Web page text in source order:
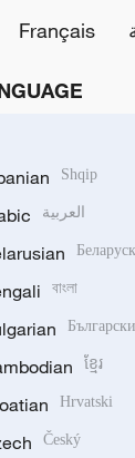
Français
Shqip
العربية
বাংলা
Български
ខ្មែរ
Hrvatski
Český